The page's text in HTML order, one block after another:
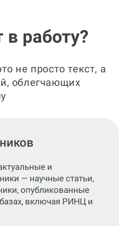
в работу?
не просто текст, а
облегчающих
логичной и
работы, в
соответствует
и задачам.По
по главам и